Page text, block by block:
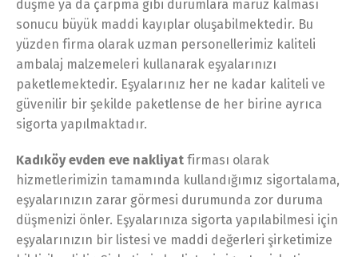
düşme ya da çarpma gibi durumlara maruz kalması
sonucu büyük maddi kayıplar oluşabilmektedir. Bu
yüzden firma olarak uzman personellerimiz kaliteli
ambalaj malzemeleri kullanarak eşyalarınızı
paketlemektedir. Eşyalarınız her ne kadar kaliteli ve
güvenilir bir şekilde paketlense de her birine ayrıca
sigorta yapılmaktadır.
Kadıköy evden eve nakliyat firması olarak
hizmetlerimizin tamamında kullandığımız sigortalama,
eşyalarınızın zarar görmesi durumunda zor duruma
düşmenizi önler. Eşyalarınıza sigorta yapılabilmesi için
eşyalarınızın bir listesi ve maddi değerleri şirketimize